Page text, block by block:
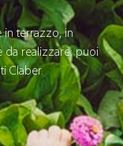
terrazzo, in
da realizzare: puoi
Claber.